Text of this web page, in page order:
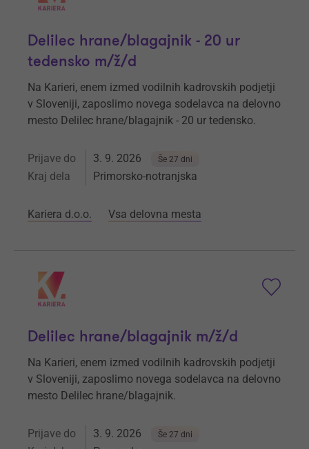
Delilec hrane/blagajnik - 20 ur
tedensko m/ž/d
Na Karieri, enem izmed vodilnih kadrovskih podjetji
v Sloveniji, zaposlimo novega sodelavca na delovno
mesto Delilec hrane/blagajnik - 20 ur tedensko.
Prijave do 3. 9. 2026 Še 27 dni
Kraj dela Primorsko-notranjska
Kariera d.o.o. Vsa delovna mesta
Delilec hrane/blagajnik m/ž/d
Na Karieri, enem izmed vodilnih kadrovskih podjetji
v Sloveniji, zaposlimo novega sodelavca na delovno
mesto Delilec hrane/blagajnik.
Prijave do 3. 9. 2026 Še 27 dni